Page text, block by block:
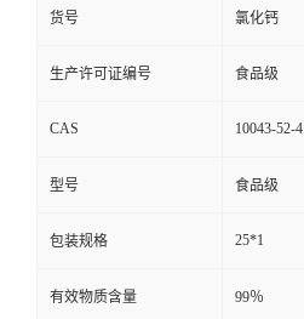
货号 氯化钙
生产许可证编号 食品级
CAS 10043-52-4
型号 食品级
包装规格 25*1
有效物质含量 99％